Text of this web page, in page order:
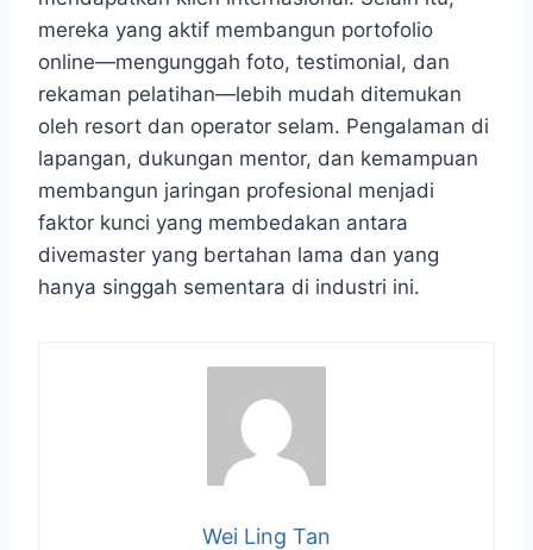
mereka yang aktif membangun portofolio
online—mengunggah foto, testimonial, dan
rekaman pelatihan—lebih mudah ditemukan
oleh resort dan operator selam. Pengalaman di
lapangan, dukungan mentor, dan kemampuan
membangun jaringan profesional menjadi
faktor kunci yang membedakan antara
divemaster yang bertahan lama dan yang
hanya singgah sementara di industri ini.
Wei Ling Tan